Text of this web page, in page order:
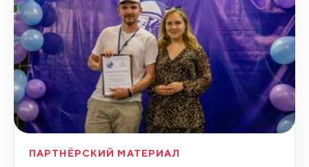
ПАРТНЁРСКИЙ МАТЕРИАЛ